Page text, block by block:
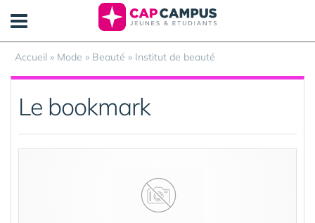
Accueil » Mode » Beauté » Institut de beauté
Le bookmark
Panneau de gestion des cookies